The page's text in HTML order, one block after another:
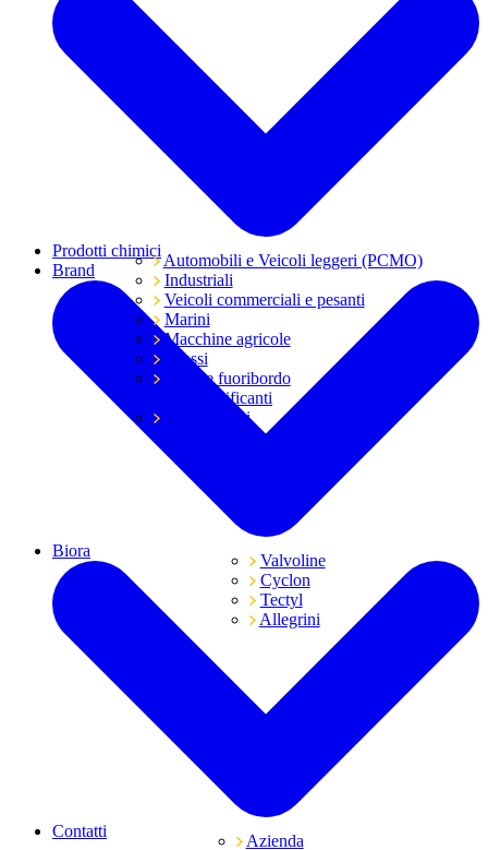
Automobili e Veicoli leggeri (PCMO)
Industriali
Veicoli commerciali e pesanti
Marini
Macchine agricole
Grassi
Moto e fuoribordo
Tutti i lubrificanti
Trasmissioni
Prodotti chimici
Brand
Valvoline
Cyclon
Tectyl
Allegrini
Biora
Azienda
Contatti